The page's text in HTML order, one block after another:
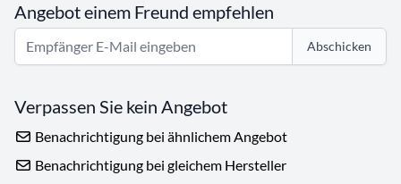
Angebot einem Freund empfehlen
Abschicken
Verpassen Sie kein Angebot
Benachrichtigung bei ähnlichem Angebot
Benachrichtigung bei gleichem Hersteller